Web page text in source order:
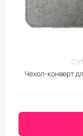
Чехол-конверт